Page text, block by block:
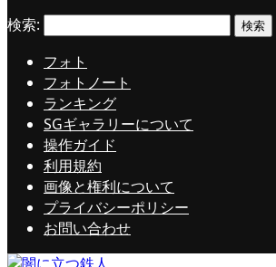
フォト
フォトノート
ランキング
SGギャラリーについて
操作ガイド
利用規約
画像と権利について
プライバシーポリシー
お問い合わせ
検索: